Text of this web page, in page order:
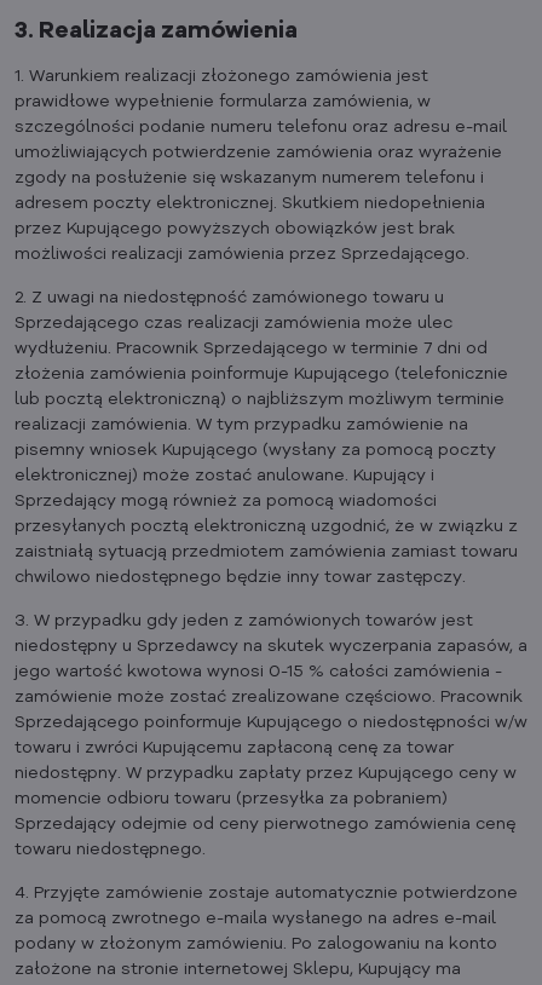
3. Realizacja zamówienia
1. Warunkiem realizacji złożonego zamówienia jest
prawidłowe wypełnienie formularza zamówienia, w
szczególności podanie numeru telefonu oraz adresu e-mail
umożliwiających potwierdzenie zamówienia oraz wyrażenie
zgody na posłużenie się wskazanym numerem telefonu i
adresem poczty elektronicznej. Skutkiem niedopełnienia
przez Kupującego powyższych obowiązków jest brak
możliwości realizacji zamówienia przez Sprzedającego.
2. Z uwagi na niedostępność zamówionego towaru u
Sprzedającego czas realizacji zamówienia może ulec
wydłużeniu. Pracownik Sprzedającego w terminie 7 dni od
złożenia zamówienia poinformuje Kupującego (telefonicznie
lub pocztą elektroniczną) o najbliższym możliwym terminie
realizacji zamówienia. W tym przypadku zamówienie na
pisemny wniosek Kupującego (wysłany za pomocą poczty
elektronicznej) może zostać anulowane. Kupujący i
Sprzedający mogą również za pomocą wiadomości
przesyłanych pocztą elektroniczną uzgodnić, że w związku z
zaistniałą sytuacją przedmiotem zamówienia zamiast towaru
chwilowo niedostępnego będzie inny towar zastępczy.
3. W przypadku gdy jeden z zamówionych towarów jest
niedostępny u Sprzedawcy na skutek wyczerpania zapasów, a
jego wartość kwotowa wynosi 0-15 % całości zamówienia -
zamówienie może zostać zrealizowane częściowo. Pracownik
Sprzedającego poinformuje Kupującego o niedostępności w/w
towaru i zwróci Kupującemu zapłaconą cenę za towar
niedostępny. W przypadku zapłaty przez Kupującego ceny w
momencie odbioru towaru (przesyłka za pobraniem)
Sprzedający odejmie od ceny pierwotnego zamówienia cenę
towaru niedostępnego.
4. Przyjęte zamówienie zostaje automatycznie potwierdzone
za pomocą zwrotnego e-maila wysłanego na adres e-mail
podany w złożonym zamówieniu. Po zalogowaniu na konto
założone na stronie internetowej Sklepu, Kupujący ma